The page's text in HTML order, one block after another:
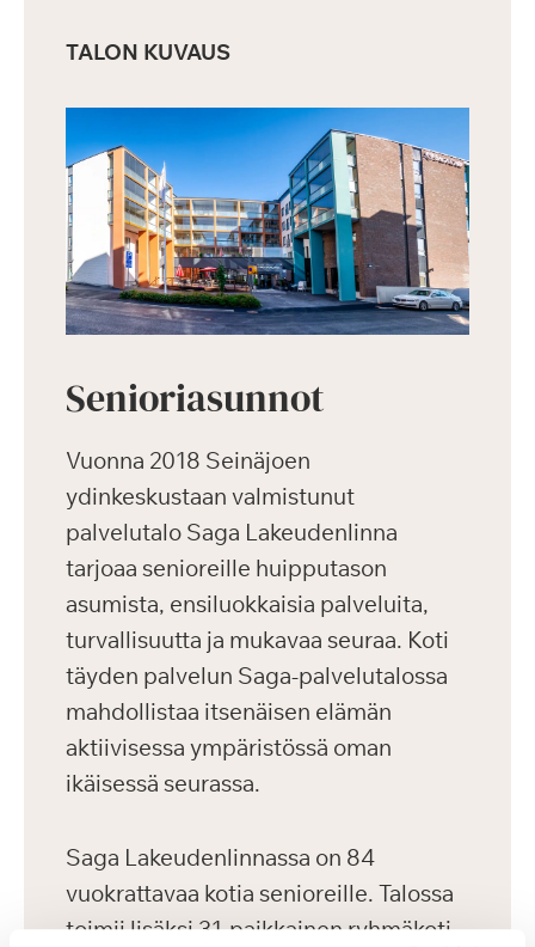
TALON KUVAUS
Senioriasunnot
Vuonna 2018 Seinäjoen
ydinkeskustaan valmistunut
palvelutalo Saga Lakeudenlinna
tarjoaa senioreille huipputason
asumista, ensiluokkaisia palveluita,
turvallisuutta ja mukavaa seuraa. Koti
täyden palvelun Saga-palvelutalossa
mahdollistaa itsenäisen elämän
aktiivisessa ympäristössä oman
ikäisessä seurassa.
Saga Lakeudenlinnassa on 84
vuokrattavaa kotia senioreille. Talossa
toimii lisäksi 31-paikkainen ryhmäkoti.